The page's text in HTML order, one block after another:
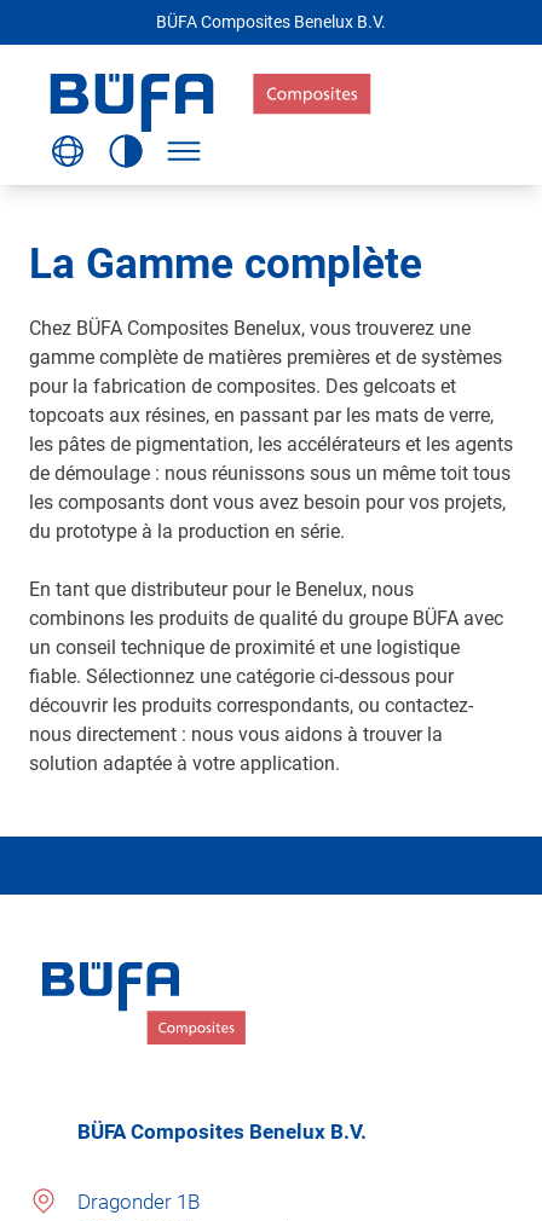
BÜFA Composites Benelux B.V.
La Gamme complète
Chez BÜFA Composites Benelux, vous trouverez une
gamme complète de matières premières et de systèmes
pour la fabrication de composites. Des gelcoats et
topcoats aux résines, en passant par les mats de verre,
les pâtes de pigmentation, les accélérateurs et les agents
de démoulage : nous réunissons sous un même toit tous
les composants dont vous avez besoin pour vos projets,
du prototype à la production en série.
En tant que distributeur pour le Benelux, nous
combinons les produits de qualité du groupe BÜFA avec
un conseil technique de proximité et une logistique
fiable. Sélectionnez une catégorie ci-dessous pour
découvrir les produits correspondants, ou contactez-
nous directement : nous vous aidons à trouver la
solution adaptée à votre application.
BÜFA Composites Benelux B.V.
Dragonder 1B